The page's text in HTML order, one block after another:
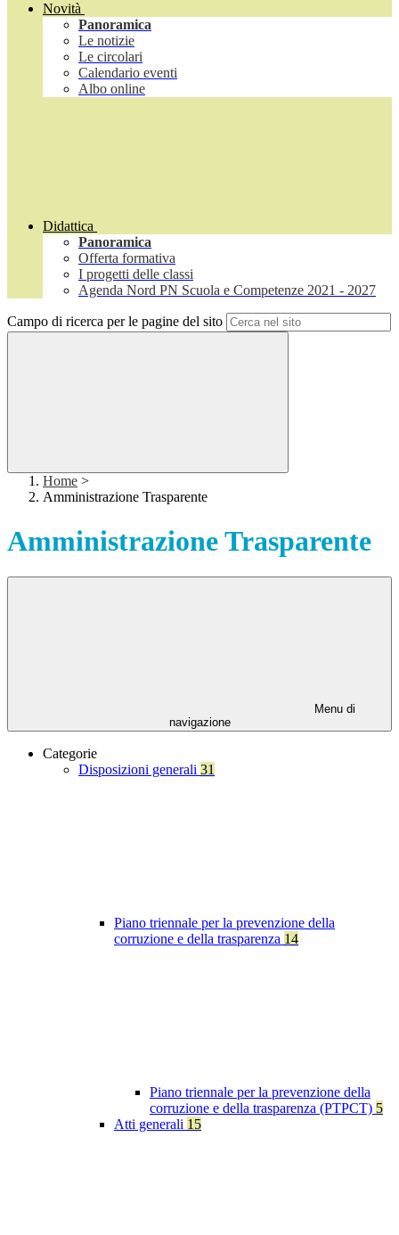
Novità
Panoramica
Le notizie
Le circolari
Calendario eventi
Albo online
Didattica
Panoramica
Offerta formativa
I progetti delle classi
Agenda Nord PN Scuola e Competenze 2021 - 2027
Campo di ricerca per le pagine del sito
Home >
Amministrazione Trasparente
Amministrazione Trasparente
Menu di
navigazione
Categorie
Disposizioni generali 31
Piano triennale per la prevenzione della
corruzione e della trasparenza 14
Piano triennale per la prevenzione della
corruzione e della trasparenza (PTPCT) 5
Atti generali 15